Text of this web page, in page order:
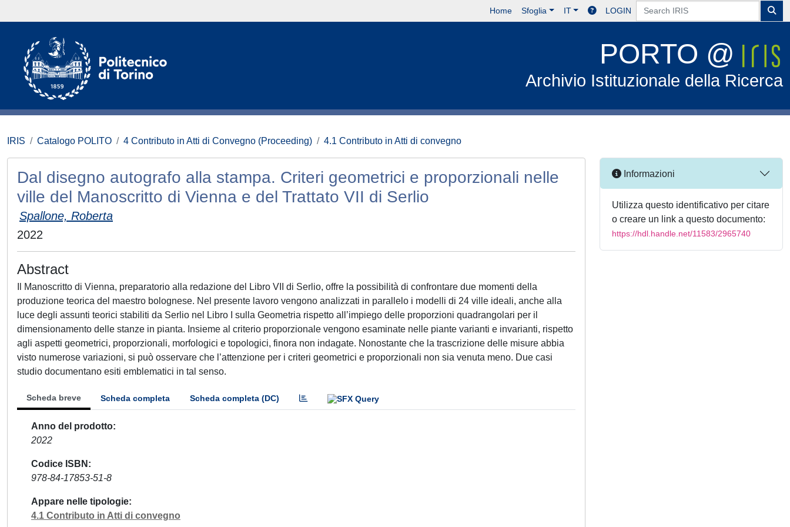
Home Sfoglia IT LOGIN
PORTO @
Archivio Istituzionale della Ricerca
IRIS Catalogo POLITO 4 Contributo in Atti di Convegno (Proceeding) 4.1 Contributo in Atti di convegno
Dal disegno autografo alla stampa. Criteri geometrici e proporzionali nelle
ville del Manoscritto di Vienna e del Trattato VII di Serlio
Spallone, Roberta
2022
Abstract
Il Manoscritto di Vienna, preparatorio alla redazione del Libro VII di Serlio, offre la possibilità di confrontare due momenti della
produzione teorica del maestro bolognese. Nel presente lavoro vengono analizzati in parallelo i modelli di 24 ville ideali, anche alla
luce degli assunti teorici stabiliti da Serlio nel Libro I sulla Geometria rispetto all’impiego delle proporzioni quadrangolari per il
dimensionamento delle stanze in pianta. Insieme al criterio proporzionale vengono esaminate nelle piante varianti e invarianti, rispetto
agli aspetti geometrici, proporzionali, morfologici e topologici, finora non indagate. Nonostante che la trascrizione delle misure abbia
visto numerose variazioni, si può osservare che l’attenzione per i criteri geometrici e proporzionali non sia venuta meno. Due casi
studio documentano esiti emblematici in tal senso.
Scheda breve Scheda completa Scheda completa (DC)
Anno del prodotto
2022
Codice ISBN
978-84-17853-51-8
Appare nelle tipologie
4.1 Contributo in Atti di convegno
Informazioni
Utilizza questo identificativo per citare
o creare un link a questo documento:
https://hdl.handle.net/11583/2965740